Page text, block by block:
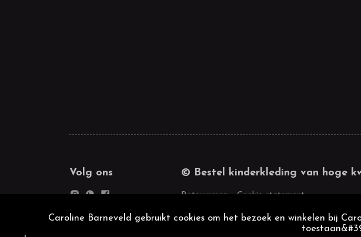
Volg ons © Bestel kinderkleding van hoge
Retourneren Cookie statement
Caroline Barneveld gebruikt cookies om het bezoek en winkelen bij